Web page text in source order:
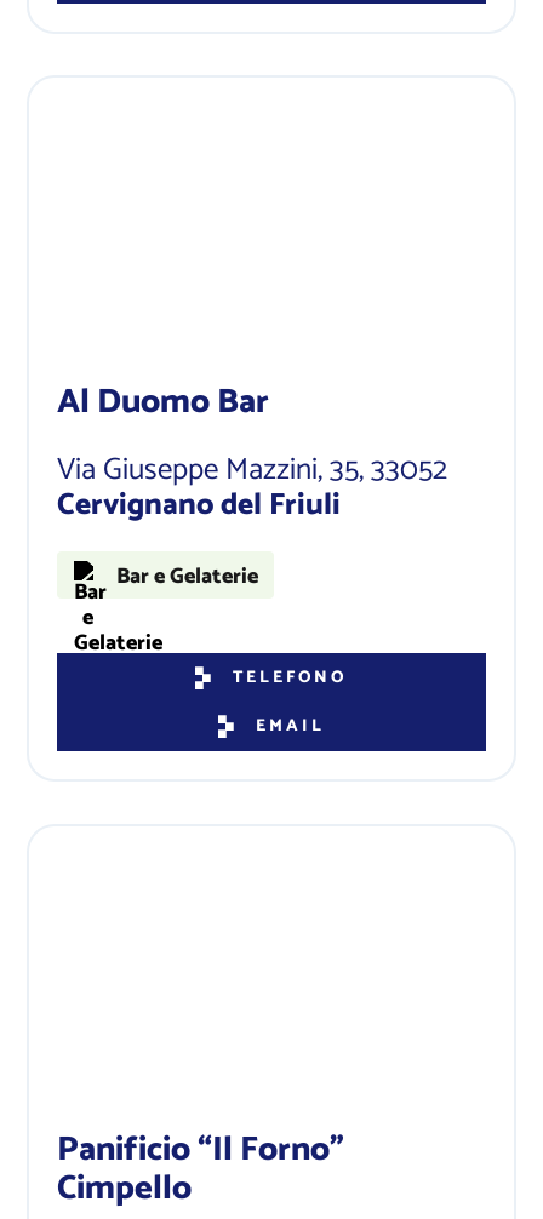
Al Duomo Bar
Via Giuseppe Mazzini, 35, 33052
Cervignano del Friuli
Bar e Gelaterie
TELEFONO
EMAIL
Panificio “Il Forno”
Cimpello